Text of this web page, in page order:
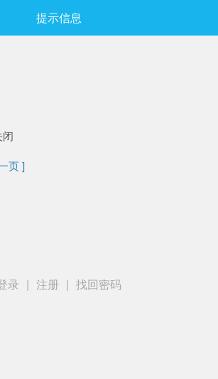
最新发表
提示信息
页 ]
录 | 注册 | 找回密码